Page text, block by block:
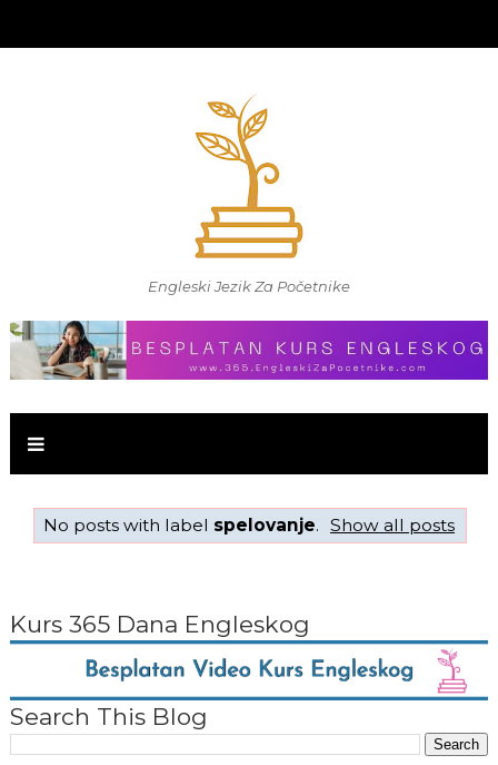
Engleski Jezik Za Početnike
No posts with label spelovanje. Show all posts
Kurs 365 Dana Engleskog
Search This Blog